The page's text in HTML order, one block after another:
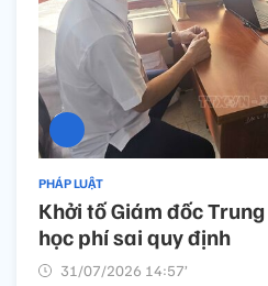
PHÁP LUẬT
Khởi tố Giám đốc
học phí sai quy định
31/07/2026 14:57’